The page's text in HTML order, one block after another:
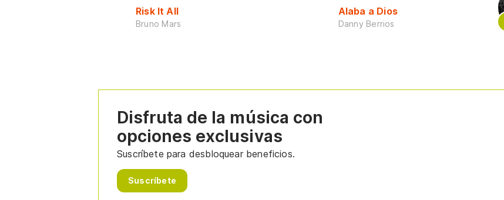
Risk It All
Bruno Mars
Alaba a Dios
Danny Berrios
Disfruta de la música con
opciones exclusivas
Suscríbete para desbloquear beneficios.
Suscríbete